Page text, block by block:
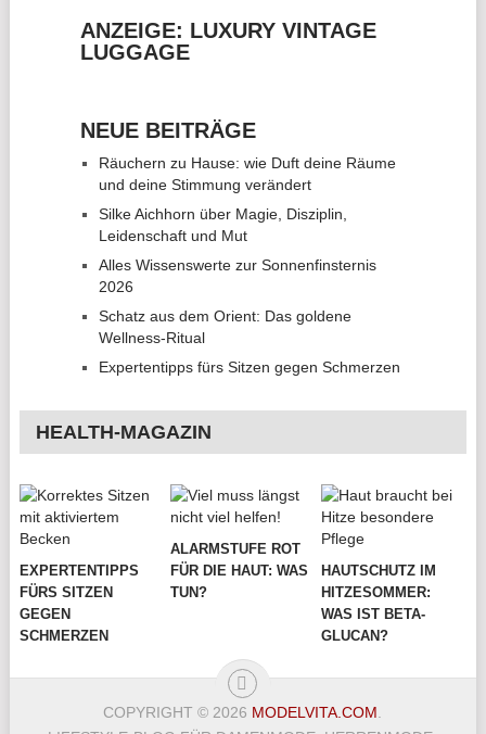
ANZEIGE: LUXURY VINTAGE
LUGGAGE
NEUE BEITRÄGE
Räuchern zu Hause: wie Duft deine Räume
und deine Stimmung verändert
Silke Aichhorn über Magie, Disziplin,
Leidenschaft und Mut
Alles Wissenswerte zur Sonnenfinsternis
2026
Schatz aus dem Orient: Das goldene
Wellness-Ritual
Expertentipps fürs Sitzen gegen Schmerzen
HEALTH-MAGAZIN
EXPERTENTIPPS
FÜRS SITZEN
GEGEN
SCHMERZEN
ALARMSTUFE ROT
FÜR DIE HAUT: WAS
TUN?
HAUTSCHUTZ IM
HITZESOMMER:
WAS IST BETA-
GLUCAN?
COPYRIGHT © 2026 MODELVITA.COM.